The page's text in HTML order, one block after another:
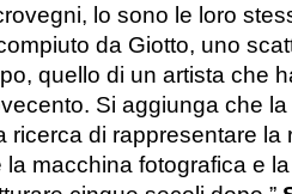
lo sono le loro
da Giotto, uno
quello di un artista che
Si aggiunga che
di rappresentare la
macchina fotografica e